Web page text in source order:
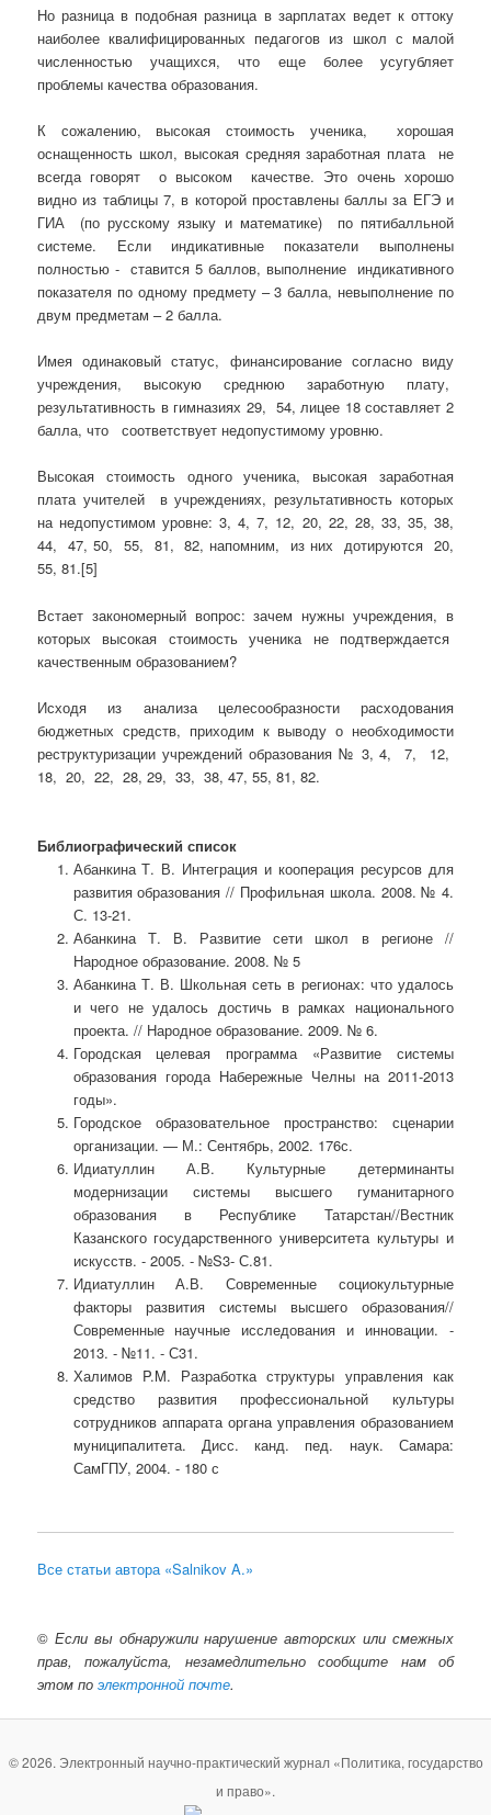
Но разница в подобная разница в зарплатах ведет к оттоку
наиболее квалифицированных педагогов из школ с малой
численностью учащихся, что еще более усугубляет
проблемы качества образования.
К сожалению, высокая стоимость ученика, хорошая
оснащенность школ, высокая средняя заработная плата не
всегда говорят о высоком качестве. Это очень хорошо
видно из таблицы 7, в которой проставлены баллы за ЕГЭ и
ГИА (по русскому языку и математике) по пятибалльной
системе. Если индикативные показатели выполнены
полностью - ставится 5 баллов, выполнение индикативного
показателя по одному предмету – 3 балла, невыполнение по
двум предметам – 2 балла.
Имея одинаковый статус, финансирование согласно виду
учреждения, высокую среднюю заработную плату,
результативность в гимназиях 29, 54, лицее 18 составляет 2
балла, что соответствует недопустимому уровню.
Высокая стоимость одного ученика, высокая заработная
плата учителей в учреждениях, результативность которых
на недопустимом уровне: 3, 4, 7, 12, 20, 22, 28, 33, 35, 38,
44, 47, 50, 55, 81, 82, напомним, из них дотируются 20,
55, 81.[5]
Встает закономерный вопрос: зачем нужны учреждения, в
которых высокая стоимость ученика не подтверждается
качественным образованием?
Исходя из анализа целесообразности расходования
бюджетных средств, приходим к выводу о необходимости
реструктуризации учреждений образования № 3, 4, 7, 12,
18, 20, 22, 28, 29, 33, 38, 47, 55, 81, 82.
Библиографический список
Абанкина Т. В. Интеграция и кооперация ресурсов для
развития образования // Профильная школа. 2008. № 4.
С. 13-21.
Абанкина Т. В. Развитие сети школ в регионе //
Народное образование. 2008. № 5
Абанкина Т. В. Школьная сеть в регионах: что удалось
и чего не удалось достичь в рамках национального
проекта. // Народное образование. 2009. № 6.
Городская целевая программа «Развитие системы
образования города Набережные Челны на 2011-2013
годы».
Городское образовательное пространство: сценарии
организации. — М.: Сентябрь, 2002. 176с.
Идиатуллин А.В. Культурные детерминанты
модернизации системы высшего гуманитарного
образования в Республике Татарстан//Вестник
Казанского государственного университета культуры и
искусств. - 2005. - №S3- С.81.
Идиатуллин А.В. Современные социокультурные
факторы развития системы высшего образования//
Современные научные исследования и инновации. -
2013. - №11. - С31.
Халимов P.M. Разработка структуры управления как
средство развития профессиональной культуры
сотрудников аппарата органа управления образованием
муниципалитета. Дисс. канд. пед. наук. Самара:
СамГПУ, 2004. - 180 с
Все статьи автора «Salnikov A.»
© Если вы обнаружили нарушение авторских или смежных
прав, пожалуйста, незамедлительно сообщите нам об
этом поэлектронной почте.
© 2026. Электронный научно-практический журнал «Политика, государство
и право».